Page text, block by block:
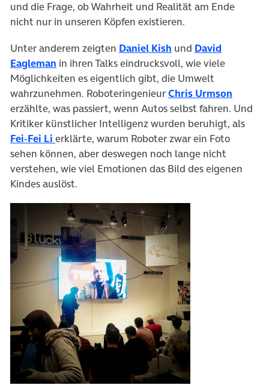
und die Frage, ob Wahrheit und Realität am Ende
nicht nur in unseren Köpfen existieren.
Unter anderem zeigten Daniel Kish (öffnet in neuem
und David
Eagleman (öffnet in neuem Tab)
in ihren Talks eindrucksvoll, wie viele
Möglichkeiten es eigentlich gibt, die Umwelt
wahrzunehmen. RoboteringenieurChris Urmson
erzählte, was passiert, wenn Autos selbst fahren. Und
Kritiker künstlicher Intelligenz wurden beruhigt, als
Fei-Fei Li (öffnet in neuem Tab)
erklärte, warum Roboter zwar ein Foto
sehen können, aber deswegen noch lange nicht
verstehen, wie viel Emotionen das Bild des eigenen
Kindes auslöst.